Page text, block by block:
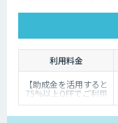
考え・実践する研修
ル・考え方を体得頂
利用料金
【助成金を活用すると
75%以上OFFでご利用
可能です】